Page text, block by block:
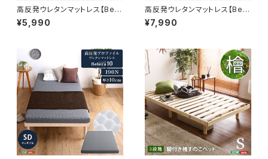
高反発ウレタンマットレス【Bele
za5-ベレーザ・ファイブ-】(セミ
シングル) ORM-05SS
¥5,990
高反発ウレタンマットレス【Bele
za5-ベレーザ・ファイブ-】(セミ
ダブル) ORM-05SD
¥7,990